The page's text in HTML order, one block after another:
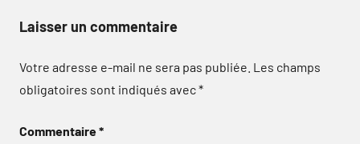
Laisser un commentaire
Votre adresse e-mail ne sera pas publiée. Les champs
obligatoires sont indiqués avec*
Commentaire*